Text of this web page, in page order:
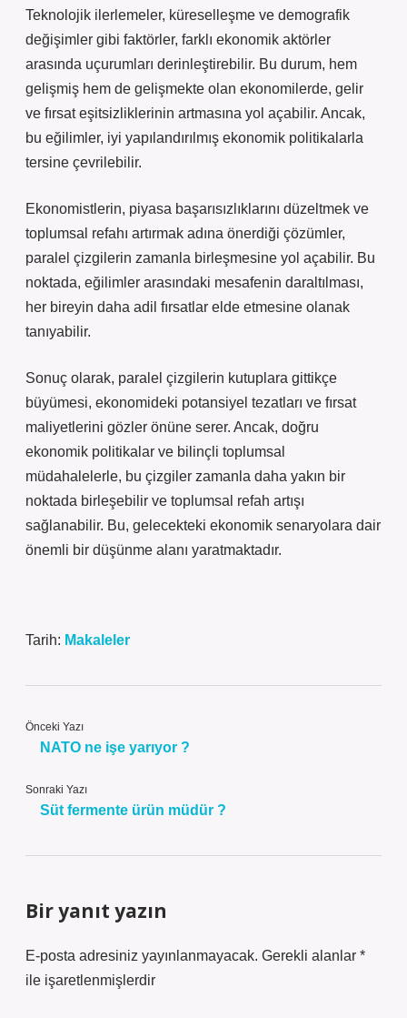
Teknolojik ilerlemeler, küreselleşme ve demografik
değişimler gibi faktörler, farklı ekonomik aktörler
arasında uçurumları derinleştirebilir. Bu durum, hem
gelişmiş hem de gelişmekte olan ekonomilerde, gelir
ve fırsat eşitsizliklerinin artmasına yol açabilir. Ancak,
bu eğilimler, iyi yapılandırılmış ekonomik politikalarla
tersine çevrilebilir.
Ekonomistlerin, piyasa başarısızlıklarını düzeltmek ve
toplumsal refahı artırmak adına önerdiği çözümler,
paralel çizgilerin zamanla birleşmesine yol açabilir. Bu
noktada, eğilimler arasındaki mesafenin daraltılması,
her bireyin daha adil fırsatlar elde etmesine olanak
tanıyabilir.
Sonuç olarak, paralel çizgilerin kutuplara gittikçe
büyümesi, ekonomideki potansiyel tezatları ve fırsat
maliyetlerini gözler önüne serer. Ancak, doğru
ekonomik politikalar ve bilinçli toplumsal
müdahalelerle, bu çizgiler zamanla daha yakın bir
noktada birleşebilir ve toplumsal refah artışı
sağlanabilir. Bu, gelecekteki ekonomik senaryolara dair
önemli bir düşünme alanı yaratmaktadır.
Tarih: Makaleler
Önceki Yazı
NATO ne işe yarıyor ?
Sonraki Yazı
Süt fermente ürün müdür ?
Bir yanıt yazın
E-posta adresiniz yayınlanmayacak. Gerekli alanlar *
ile işaretlenmişlerdir